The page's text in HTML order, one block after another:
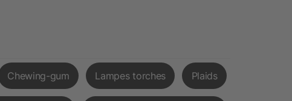
Chewing-gum Lampes torches Plaids